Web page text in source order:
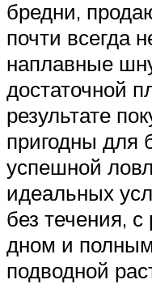
бредни,
почти всегда
наплавные
достаточной
результате
пригодны для
успешной
идеальных
без течения,
дном и полным
подводной